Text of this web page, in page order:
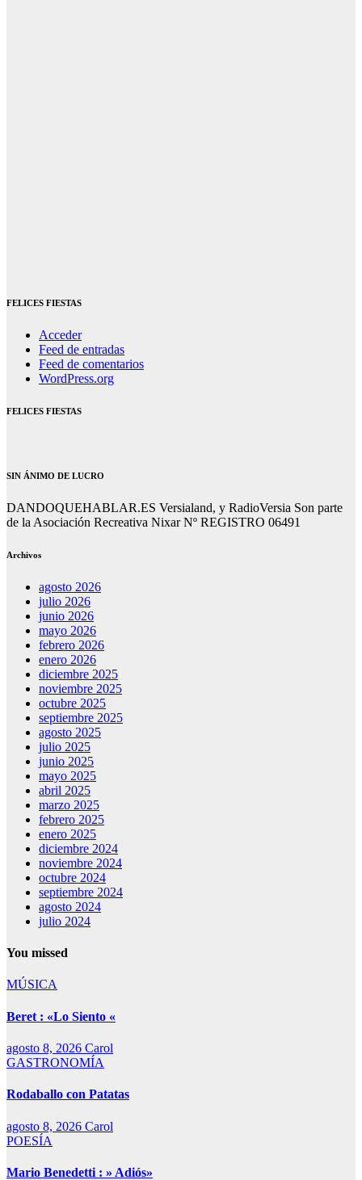
FELICES FIESTAS
Acceder
Feed de entradas
Feed de comentarios
WordPress.org
FELICES FIESTAS
SIN ÁNIMO DE LUCRO
DANDOQUEHABLAR.ES Versialand, y RadioVersia Son parte
de la Asociación Recreativa Nixar Nº REGISTRO 06491
Archivos
agosto 2026
julio 2026
junio 2026
mayo 2026
febrero 2026
enero 2026
diciembre 2025
noviembre 2025
octubre 2025
septiembre 2025
agosto 2025
julio 2025
junio 2025
mayo 2025
abril 2025
marzo 2025
febrero 2025
enero 2025
diciembre 2024
noviembre 2024
octubre 2024
septiembre 2024
agosto 2024
julio 2024
You missed
MÚSICA
Beret : «Lo Siento «
agosto 8, 2026 Carol
GASTRONOMÍA
Rodaballo con Patatas
agosto 8, 2026 Carol
POESÍA
Mario Benedetti : » Adiós»